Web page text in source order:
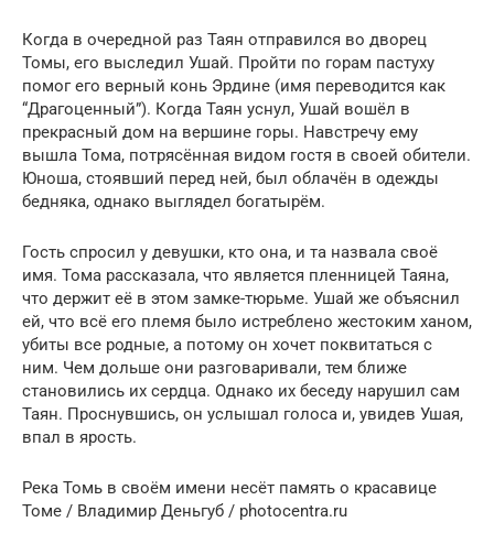
Когда в очередной раз Таян отправился во дворец
Томы, его выследил Ушай. Пройти по горам пастуху
помог его верный конь Эрдине (имя переводится как
“Драгоценный”). Когда Таян уснул, Ушай вошёл в
прекрасный дом на вершине горы. Навстречу ему
вышла Тома, потрясённая видом гостя в своей обители.
Юноша, стоявший перед ней, был облачён в одежды
бедняка, однако выглядел богатырём.
Гость спросил у девушки, кто она, и та назвала своё
имя. Тома рассказала, что является пленницей Таяна,
что держит её в этом замке-тюрьме. Ушай же объяснил
ей, что всё его племя было истреблено жестоким ханом,
убиты все родные, а потому он хочет поквитаться с
ним. Чем дольше они разговаривали, тем ближе
становились их сердца. Однако их беседу нарушил сам
Таян. Проснувшись, он услышал голоса и, увидев Ушая,
впал в ярость.
Река Томь в своём имени несёт память о красавице
Томе / Владимир Деньгуб / photocentra.ru